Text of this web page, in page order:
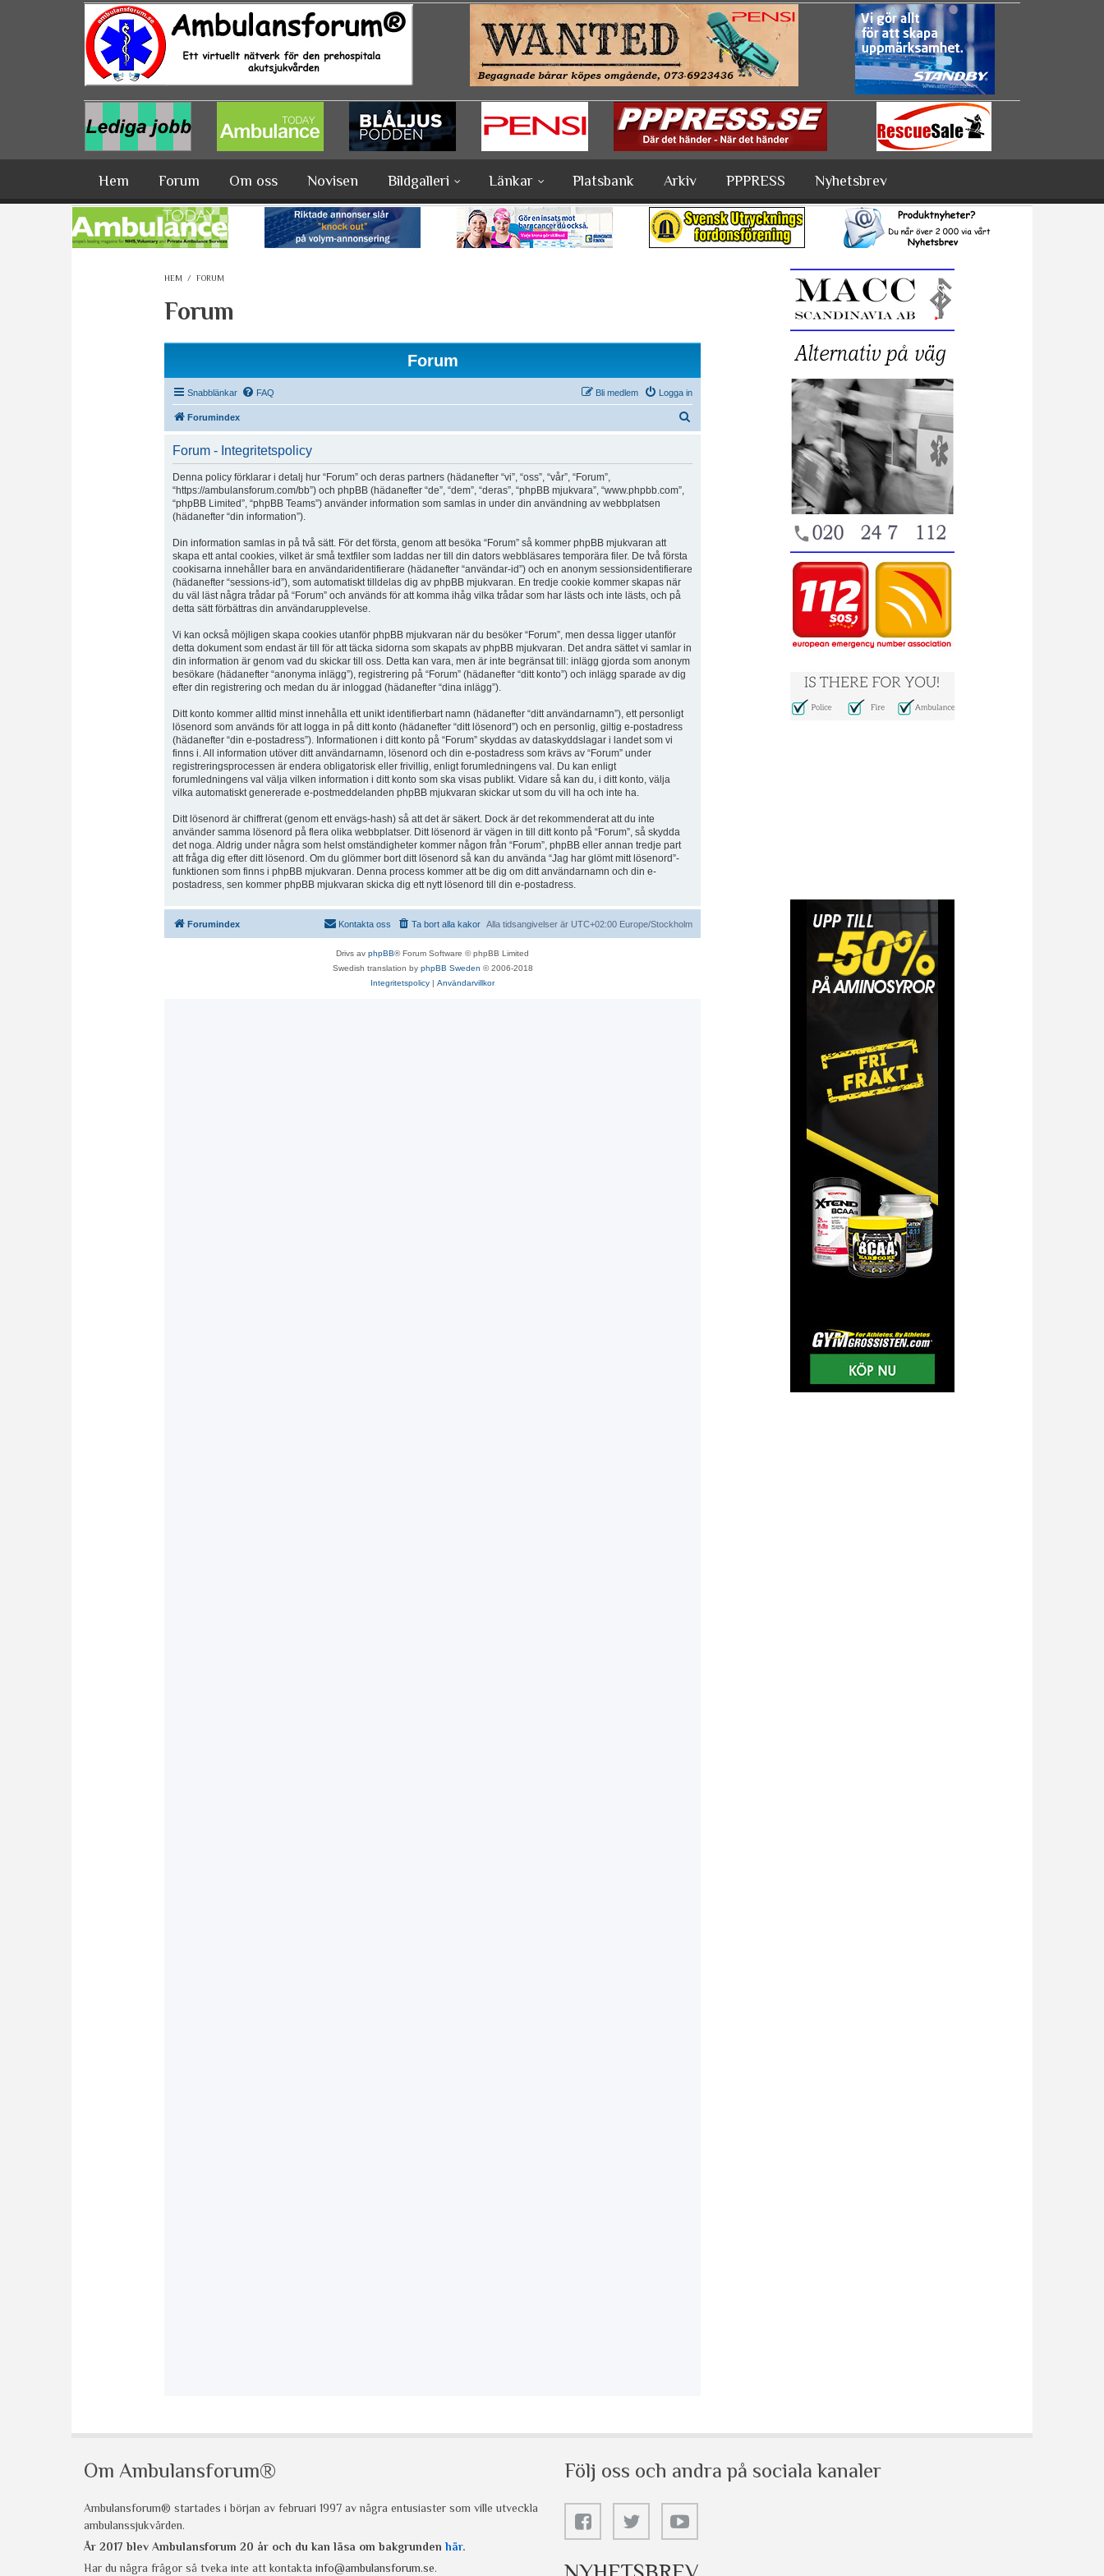
Hoppa till huvudinnehåll
Hem Forum Om oss Novisen Bildgalleri Länkar Platsbank Arkiv PPPRESS Nyhetsbrev
HEM / FORUM
Forum
Om Ambulansforum®
Ambulansforum® startades i början av februari 1997 av några entusiaster som ville utveckla
ambulanssjukvården.
År 2017 blev Ambulansforum 20 år och du kan läsa om bakgrunden här.
Har du några frågor så tveka inte att kontakta info@ambulansforum.se.
Följ oss och andra på sociala kanaler